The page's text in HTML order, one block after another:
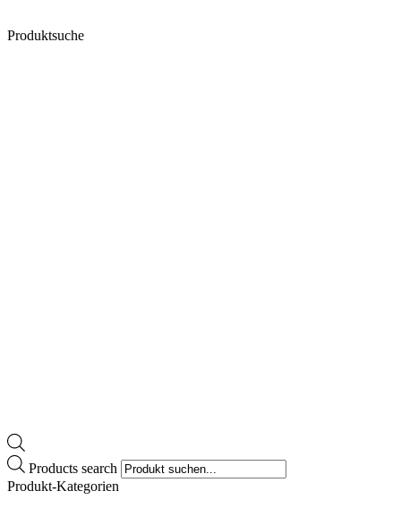
Produktsuche
Products search
Produkt-Kategorien